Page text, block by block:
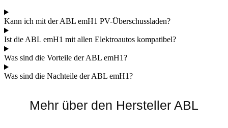
Kann ich mit der ABL emH1 PV-Überschussladen?
Ist die ABL emH1 mit allen Elektroautos kompatibel?
Was sind die Vorteile der ABL emH1?
Was sind die Nachteile der ABL emH1?
Mehr über den Hersteller ABL